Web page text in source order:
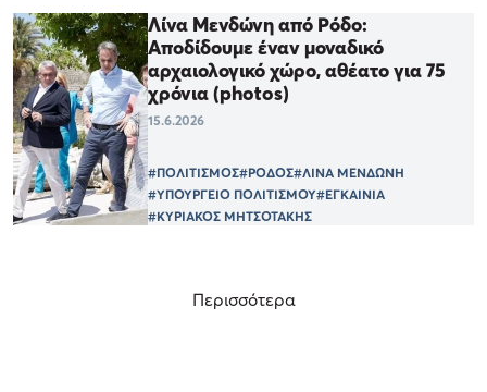
Λίνα Μενδώνη από Ρόδο:
Αποδίδουμε έναν μοναδικό
αρχαιολογικό χώρο, αθέατο για 75
χρόνια (photos)
15.6.2026
#ΠΟΛΙΤΙΣΜΟΣ#ΡΟΔΟΣ#ΛΙΝΑ ΜΕΝΔΩΝΗ
#ΥΠΟΥΡΓΕΙΟ ΠΟΛΙΤΙΣΜΟΥ#ΕΓΚΑΙΝΙΑ
#ΚΥΡΙΑΚΟΣ ΜΗΤΣΟΤΑΚΗΣ
Περισσότερα